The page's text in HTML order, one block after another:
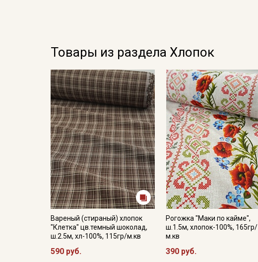
Товары из раздела Хлопок
Вареный (стираный) хлопок
"Клетка" цв.темный шоколад,
ш.2.5м, хл-100%, 115гр/м.кв
590 руб.
Рогожка "Маки по кайме",
ш.1.5м, хлопок-100%, 165гр/
м.кв
390 руб.